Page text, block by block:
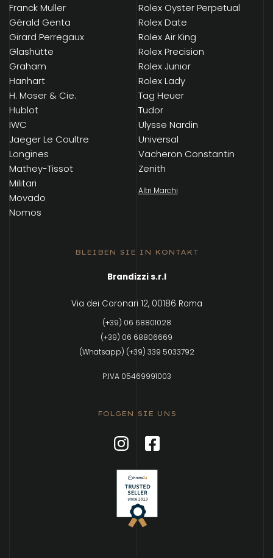
Franck Muller
Gérald Genta
Girard Perregaux
Glashütte
Graham
Hanhart
H. Moser & Cie.
Hublot
IWC
Jaeger Le Coultre
Longines
Mathey-Tissot
Militari
Movado
Nomos
Rolex Oyster Perpetual
Rolex Date
Rolex Air King
Rolex Precision
Rolex Junior
Rolex Lady
Tag Heuer
Tudor
Ulysse Nardin
Universal
Vacheron Constantin
Zenith
Altri Marchi
BLEIBEN SIE IN KONTAKT
Brandizzi s.r.l
Via dei Coronari 12, 00186 Roma
(+39) 06 68801028
(+39) 06 68806669
(Whatsapp) (+39) 339 5033792
P.IVA 05469991003
FOLGEN SIE UNS